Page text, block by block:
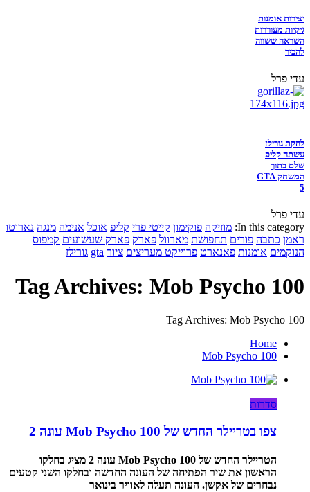
יצירות אומנות
גיקיות מעוררות
השראה ששווה
להכיר
עדי פרל
להקת גורילז
עשתה קליפ
שלם בתוך
המשחק GTA
5
עדי פרל
In this category: מוזיקה פוקימון קייטי פרי קליפ אוכל אנימה מנגה נארוטו
ראמן כתבה פורים תחפושת מארוול פארק פארק שעשועים קמפוס
הנוקמים אומנות פאנארט פרוייקט מעריצים ציור gta גורילז
Tag Archives: Mob Psycho 100
Tag Archives: Mob Psycho 100
Home
Mob Psycho 100
סדרות
צפו בטריילר החדש של Mob Psycho 100 עונה 2
הטריילר החדש של Mob Psycho 100 עונה 2 מציג בחלקו
הראשון את שיר הפתיחה של העונה החדשה ובחלקו השני קטעים
נבחרים של אקשן. העונה תעלה לאוויר בינואר